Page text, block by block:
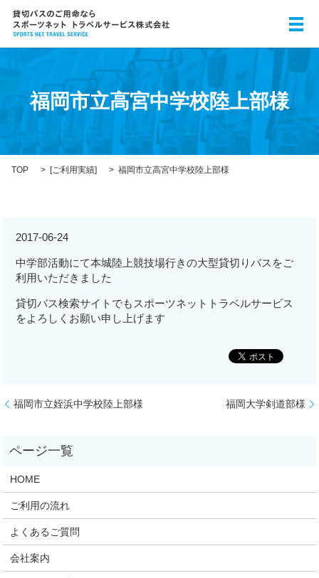
メ
福岡市立高宮中学校陸上部様
TOP [ご利用実績] 福岡市立高宮中学校陸上部様
2017-06-24
中学部活動にて本城陸上競技場行きの大型貸切りバスをご
利用いただきました
貸切バス検索サイトでもスポーツネットトラベルサービス
をよろしくお願い申し上げます
福岡市立姪浜中学校陸上部様 福岡大学剣道部様
HOME
ご利用の流れ
よくあるご質問
会社案内